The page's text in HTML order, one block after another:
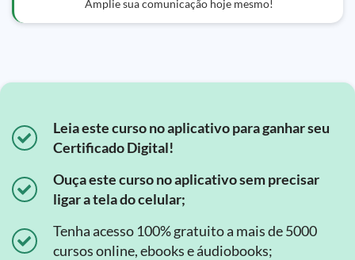
Amplie sua comunicação hoje mesmo!
Leia este curso no aplicativo para ganhar seu
Certificado Digital!
Ouça este curso no aplicativo sem precisar
ligar a tela do celular;
Tenha acesso 100% gratuito a mais de 5000
cursos online, ebooks e áudiobooks;